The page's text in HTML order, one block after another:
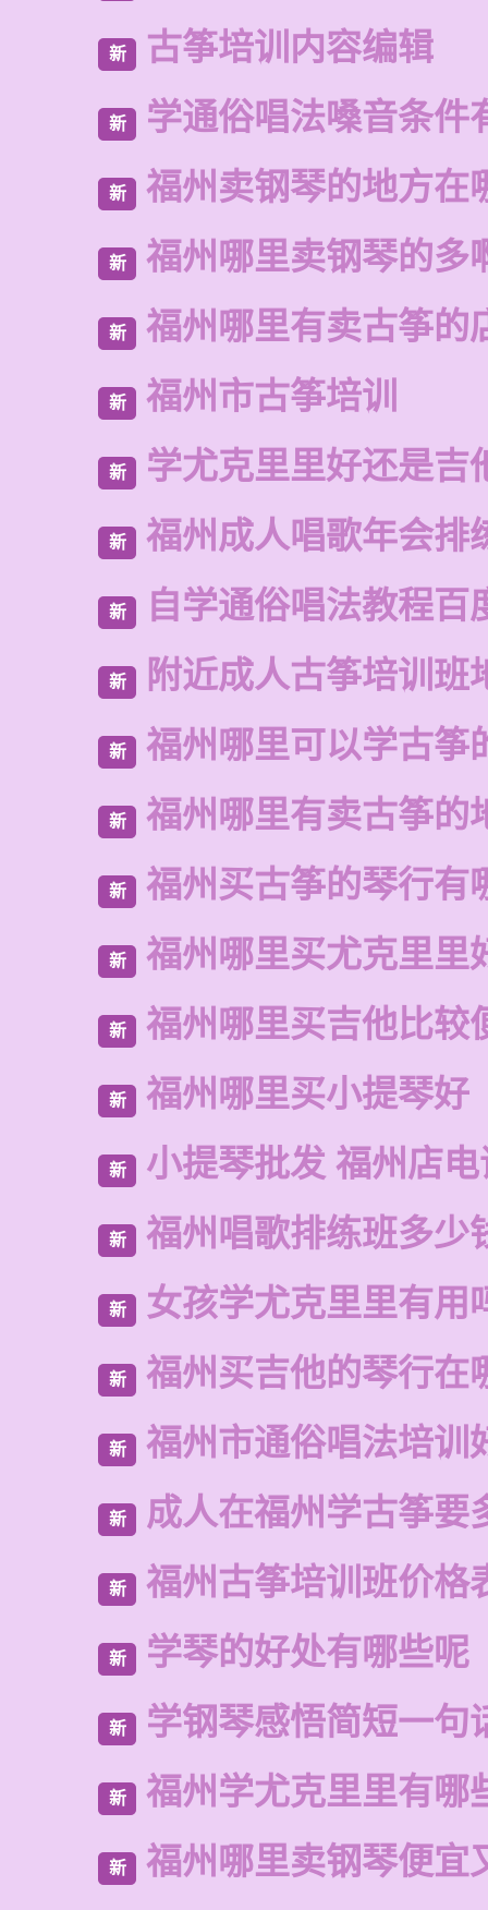
新 古筝培训内容编辑
新 学通俗唱法嗓音条件
新 福州卖钢琴的地方在
新 福州哪里卖钢琴的多
新 福州哪里有卖古筝的
新 福州市古筝培训
新 学尤克里里好还是吉
新 福州成人唱歌年会排
新 自学通俗唱法教程百
新 附近成人古筝培训班
新 福州哪里可以学古筝
新 福州哪里有卖古筝的
新 福州买古筝的琴行有
新 福州哪里买尤克里里
新 福州哪里买吉他比较
新 福州哪里买小提琴好
新 小提琴批发 福州店
新 福州唱歌排练班多少
新 女孩学尤克里里有用
新 福州买吉他的琴行在
新 福州市通俗唱法培训
新 成人在福州学古筝要
新 福州古筝培训班价格
新 学琴的好处有哪些呢
新 学钢琴感悟简短一句
新 福州学尤克里里有哪
新 福州哪里卖钢琴便宜